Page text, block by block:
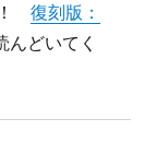
！復刻版：
んどいてく